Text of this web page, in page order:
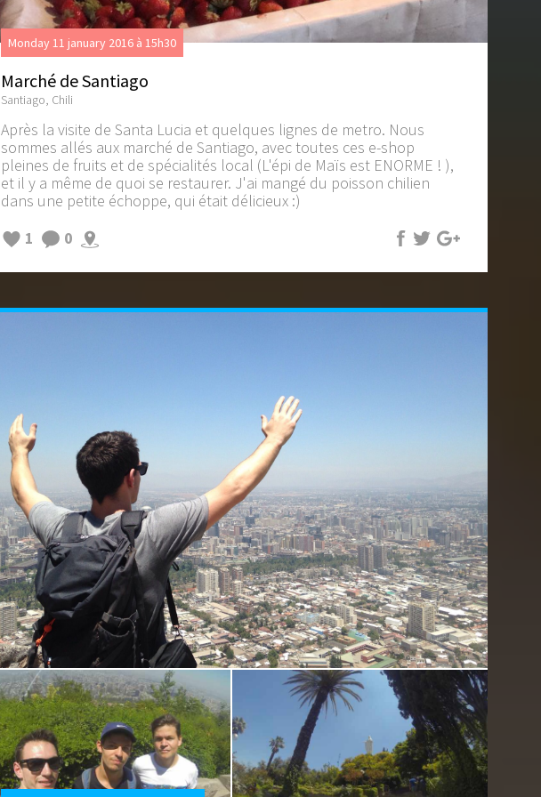
Monday 11 january 2016 à 15h30
Marché de Santiago
Santiago, Chili
Après la visite de Santa Lucia et quelques lignes de metro. Nous
sommes allés aux marché de Santiago, avec toutes ces e-shop
pleines de fruits et de spécialités local (L'épi de Maïs est ENORME ! ),
et il y a même de quoi se restaurer. J'ai mangé du poisson chilien
dans une petite échoppe, qui était délicieux :)
1
0